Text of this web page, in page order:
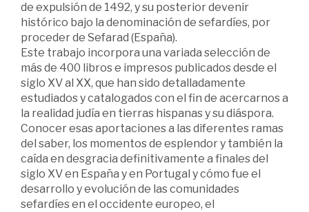
de expulsión de 1492, y su posterior devenir
histórico bajo la denominación de sefardíes, por
proceder de Sefarad (España).
Este trabajo incorpora una variada selección de
más de 400 libros e impresos publicados desde el
siglo XV al XX, que han sido detalladamente
estudiados y catalogados con el fin de acercarnos a
la realidad judía en tierras hispanas y su diáspora.
Conocer esas aportaciones a las diferentes ramas
del saber, los momentos de esplendor y también la
caída en desgracia definitivamente a finales del
siglo XV en España y en Portugal y cómo fue el
desarrollo y evolución de las comunidades
sefardíes en el occidente europeo, el